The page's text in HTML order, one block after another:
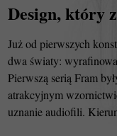
Design, który
Już od pierwszych
dwa światy:
Pierwszą serią Fram
atrakcyjnym
uznanie audiofili.